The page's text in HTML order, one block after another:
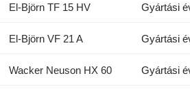
El-Björn TF 15 HV Gyártási
El-Björn VF 21 A Gyártási
Wacker Neuson HX 60 Gyártási